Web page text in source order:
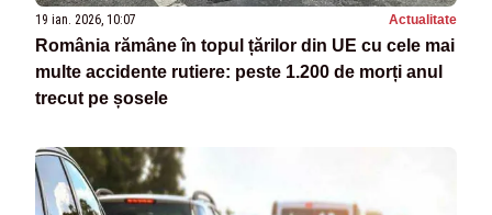
19 ian. 2026, 10:07 Actualitate
România rămâne în topul țărilor din UE cu cele mai
multe accidente rutiere: peste 1.200 de morți anul
trecut pe șosele